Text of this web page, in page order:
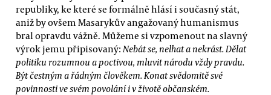
republiky, ke které se formálně hlásí i současný stát,
aniž by ovšem Masarykův angažovaný humanismus
bral opravdu vážně. Můžeme si vzpomenout na slavný
výrok jemu připisovaný: Nebát se, nelhat a nekrást. Dělat
politiku rozumnou a poctivou, mluvit národu vždy pravdu.
Být čestným a řádným člověkem. Konat svědomitě své
povinnosti ve svém povolání i v životě občanském.